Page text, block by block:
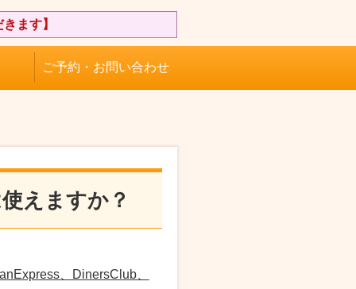
ます】
ご予約・お問い合わせ
えますか？
、DinersClub、